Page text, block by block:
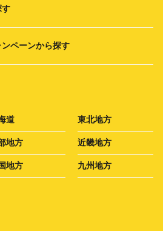
す
ペーンから探す
道 東北地方
地方 近畿地方
地方 九州地方